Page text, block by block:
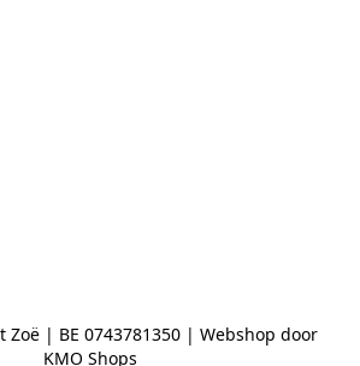
| BE 0743781350 | Webshop door
KMO Shops